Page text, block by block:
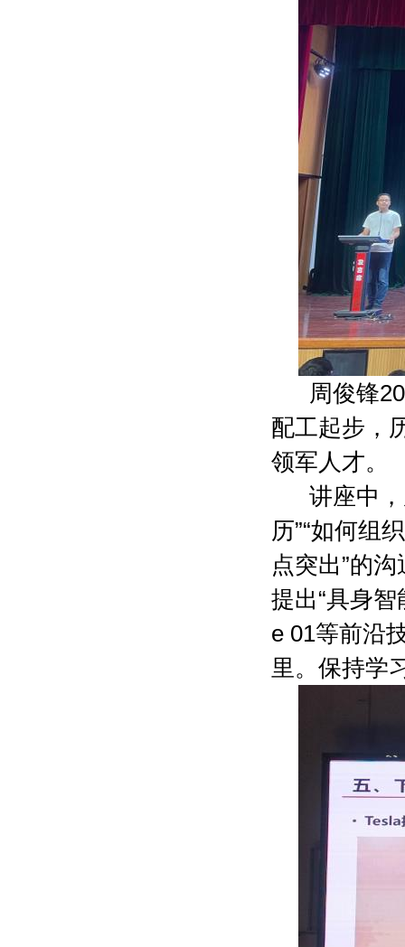
周俊锋
配工起步，
领军人才。
讲座中
历”“如何组
点突出”的
提出“具身
e 01等前沿
里。保持学